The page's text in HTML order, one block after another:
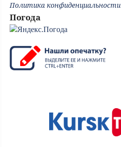
Политика конфиденциальности
Погода